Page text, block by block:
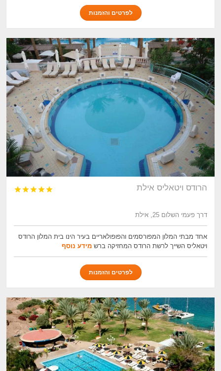
לפרטים והזמנות
הרודס ויטאליס אילת 




דרך פעמי השלום 25, אילת
אחד מבתי המלון המפורסמים והפופולאריים בעיר הינו בית המלון הרודס
ויטאליס השייך לרשת הרודס המחזיקה ברשמידע נוסף
לפרטים והזמנות